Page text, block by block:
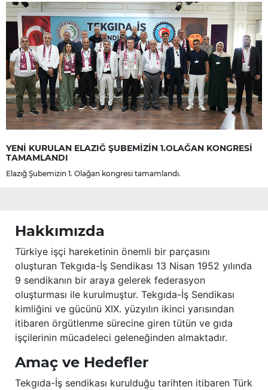
YENİ KURULAN ELAZIĞ ŞUBEMİZİN 1.OLAĞAN KONGRESİ
TAMAMLANDI
Elazığ Şubemizin 1. Olağan kongresi tamamlandı.
Hakkımızda
Türkiye işçi hareketinin önemli bir parçasını
oluşturan Tekgıda-İş Sendikası 13 Nisan 1952 yılında
9 sendikanın bir araya gelerek federasyon
oluşturması ile kurulmuştur. Tekgıda-İş Sendikası
kimliğini ve gücünü XIX. yüzyılın ikinci yarısından
itibaren örgütlenme sürecine giren tütün ve gıda
işçilerinin mücadeleci geleneğinden almaktadır.
Amaç ve Hedefler
Tekgıda-İş sendikası kurulduğu tarihten itibaren Türk